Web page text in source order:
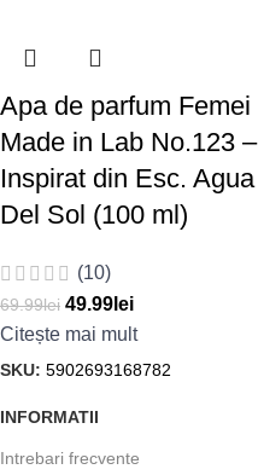
Apa de parfum Femei
Made in Lab No.123 –
Inspirat din Esc. Agua
Del Sol (100 ml)
(10)
69.99lei 49.99 lei
Citește mai mult
SKU: 5902693168782
INFORMATII
Intrebari frecvente